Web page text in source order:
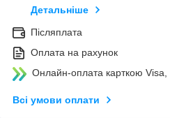
Детальніше
Післяплата
Оплата на рахунок
Онлайн-оплата карткою
Всі умови оплати